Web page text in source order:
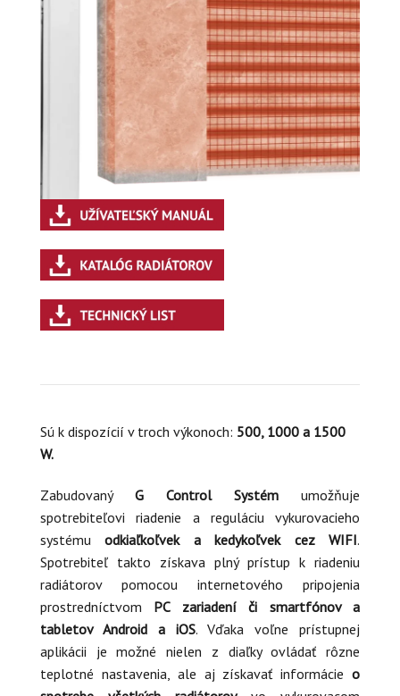
Sú k dispozícií v troch výkonoch: 500, 1000 a 1500
W.
Zabudovaný G Control Systém umožňuje
spotrebiteľovi riadenie a reguláciu vykurovacieho
systémuodkiaľkoľvek a kedykoľvek cez WIFI.
Spotrebiteľ takto získava plný prístup k riadeniu
radiátorov pomocou internetového pripojenia
prostredníctvom PC zariadení či smartfónov a
tabletov Android a iOS. Vďaka voľne prístupnej
aplikácii je možné nielen z diaľky ovládať rôzne
teplotné nastavenia, ale aj získavať informácie o